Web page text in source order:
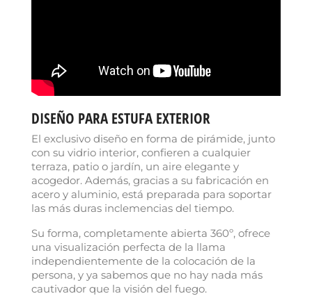
DISEÑO PARA ESTUFA EXTERIOR
El exclusivo diseño en forma de pirámide, junto
con su vidrio interior, confieren a cualquier
terraza, patio o jardín, un aire elegante y
acogedor. Además, gracias a su fabricación en
acero y aluminio, está preparada para soportar
las más duras inclemencias del tiempo.
Su forma, completamente abierta 360º, ofrece
una visualización perfecta de la llama
independientemente de la colocación de la
persona, y ya sabemos que no hay nada más
cautivador que la visión del fuego.